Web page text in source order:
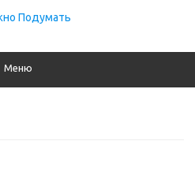
Меню